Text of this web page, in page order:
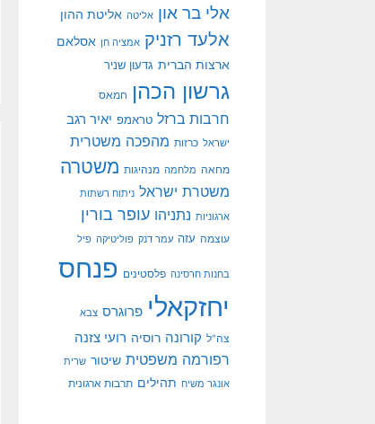
אלי בר און אליטה אליטת ההון
אלעד רזניק אמציה חן אסלאם
ארצות הברית גדעון שניר
גרשון הכהן חמאס
חרבות ברזל טראמפ יאיר רגב
ישראל כרזות מהפכה משטרית
מחאה מלחמה מנהיגות משטרה
משטרת ישראל ניתוח רשתות
ארגוניות נתניהו עופר בורין
עוצמה עזה עמר דנק פוליטיקה פיל
בחנות חרסינה פלסטינים פנחס
יחזקאלי פרוגרס צבא
צה"ל קורונה רוסיה רועי צזנה
רפורמה משפטית שיטור שרית
אונגר משיח תהילים תרבות ארגונית